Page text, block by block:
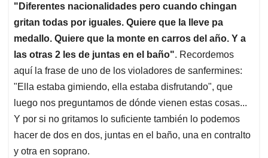
"Diferentes nacionalidades pero cuando chingan
gritan todas por iguales. Quiere que la lleve pa
medallo. Quiere que la monte en carros del año. Y a
las otras 2 les de juntas en el baño". Recordemos
aquí la frase de uno de los violadores de sanfermines:
"Ella estaba gimiendo, ella estaba disfrutando", que
luego nos preguntamos de dónde vienen estas cosas...
Y por si no gritamos lo suficiente también lo podemos
hacer de dos en dos, juntas en el baño, una en contralto
y otra en soprano.